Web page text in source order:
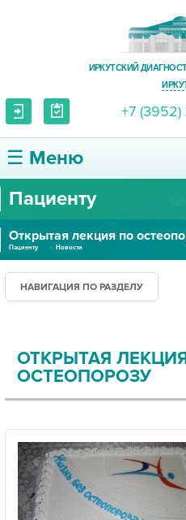
ИРКУТСКИЙ
+7 (3952)
☰ Меню
О ЦЕНТРЕ
УСЛУГИ И ЦЕНЫ
ПАЦИЕНТУ
ПРАВОВАЯ ИНФОРМАЦИЯ
Пациенту
Пациенту Новости
НАВИГАЦИЯ ПО РАЗДЕЛУ
ОТКРЫТАЯ
ОСТЕОПОРОЗУ